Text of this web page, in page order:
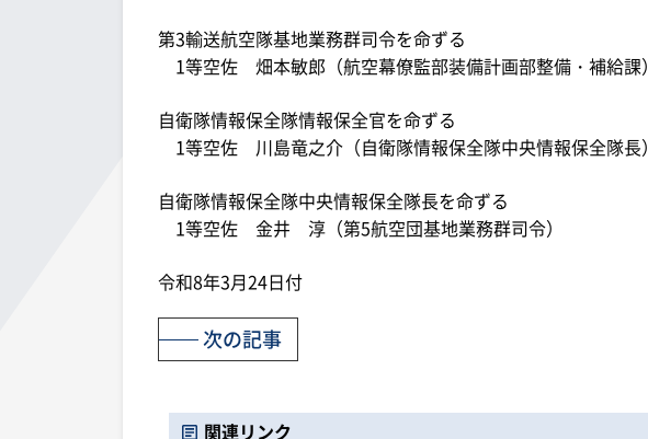
第3輸送航空隊基地業務群司令を命ずる
1等空佐 畑本敏郎（航空幕僚監部装備計画部整備・補給課）
自衛隊情報保全隊情報保全官を命ずる
1等空佐 川島竜之介（自衛隊情報保全隊中央情報保全隊長）
自衛隊情報保全隊中央情報保全隊長を命ずる
1等空佐 金井 淳（第5航空団基地業務群司令）
令和8年3月24日付
次の記事
関連リンク